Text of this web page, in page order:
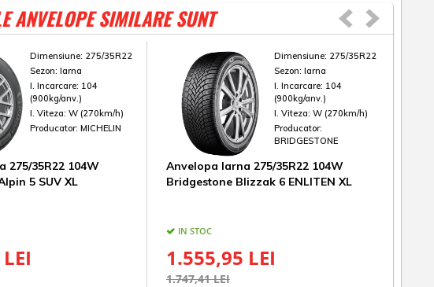
ANVELOPE SIMILARE SUNT
Dimensiune: 275/35R22
Sezon:Iarna
I. Incarcare: 104
(900kg/anv.)
I. Viteza:W (270km/h)
Producator:MICHELIN
275/35R22 104W
5 SUV XL
Dimensiune: 275/35R22
Sezon:Iarna
I. Incarcare: 104
(900kg/anv.)
I. Viteza:W (270km/h)
Producator:
BRIDGESTONE
Anvelopa Iarna 275/35R22 104W
Bridgestone Blizzak 6 ENLITEN XL
IN STOC
1.555,95 LEI
1.747,41 LEI